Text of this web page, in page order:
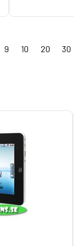
9 10 20 30